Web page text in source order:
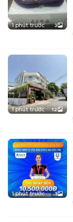
1 phút trước 3
1 phút trước 12
1 phút trước 1